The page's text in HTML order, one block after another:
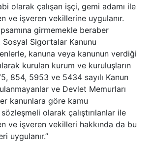
olarak çalışan işçi, gemi adamı ile
ve işveren vekillerine uygulanır.
girmemekle beraber
Sigortalar Kanunu
kanuna veya kanunun verdiği
kurulan kurum ve kuruluşların
854, 5953 ve 5434 sayılı Kanun
ve Devlet Memurları
kanunlara göre kamu
olarak çalıştırılanlar ile
ve işveren vekilleri hakkında da bu
uygulanır.”